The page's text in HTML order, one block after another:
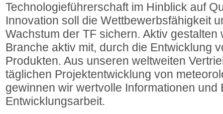
Technologieführerschaft im Hinblick auf
Innovation soll die Wettbewerbsfähigkeit
Wachstum der TF sichern. Aktiv
Branche aktiv mit, durch die Entwicklung
Produkten. Aus unseren weltweiten
täglichen Projektentwicklung von
gewinnen wir wertvolle Informationen und
Entwicklungsarbeit.